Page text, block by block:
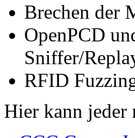
Brechen der
OpenPCD
Sniffer/
RFID
Hier kann jeder